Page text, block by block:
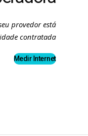
provedor está
contratada
Medir Internet